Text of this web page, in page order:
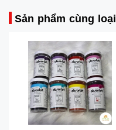
Sản phẩm cùng loại